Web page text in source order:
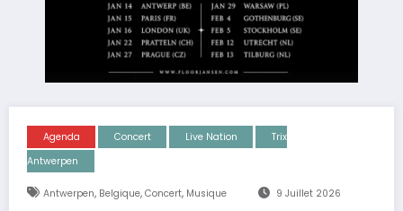
Agenda Concert Live Nation
Trix
Antwerpen
Antwerpen, Belgique, Concert, Musique 9 Juillet 2026